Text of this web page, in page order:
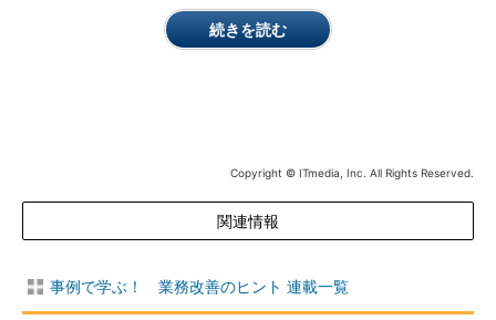
続きを読む
Copyright © ITmedia, Inc. All Rights Reserved.
関連情報
事例で学ぶ！ 業務改善のヒント 連載一覧